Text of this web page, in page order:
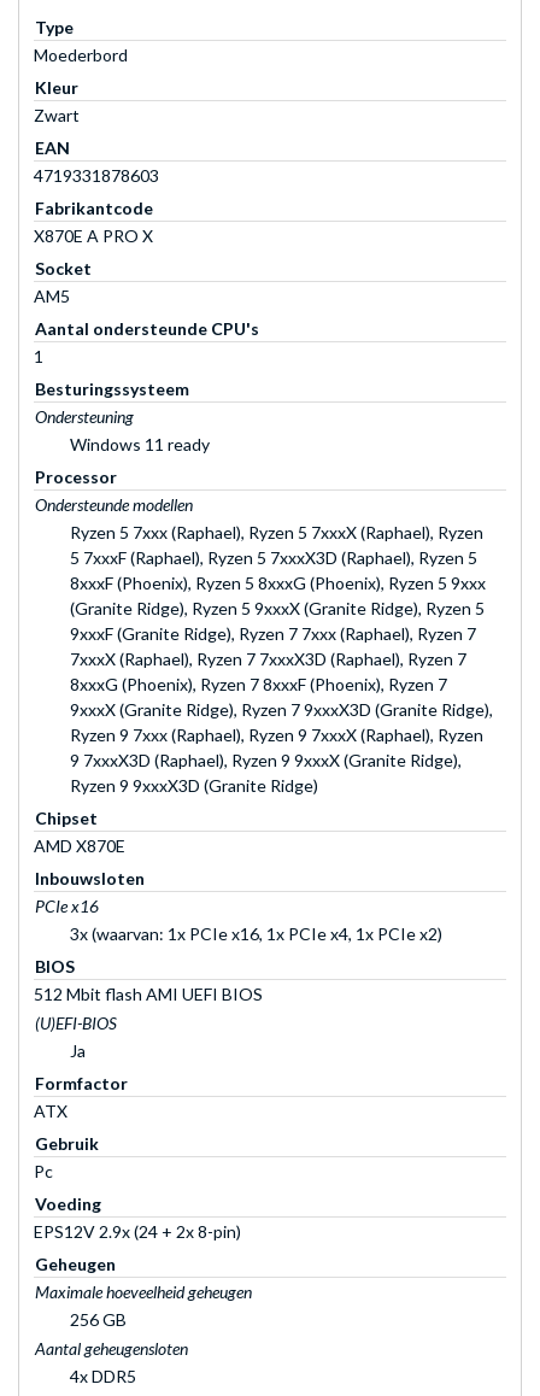
Type
Moederbord
Kleur
Zwart
EAN
4719331878603
Fabrikantcode
X870E A PRO X
Socket
AM5
Aantal ondersteunde CPU's
1
Besturingssysteem
Ondersteuning
Windows 11 ready
Processor
Ondersteunde modellen
Ryzen 5 7xxx (Raphael), Ryzen 5 7xxxX (Raphael), Ryzen
5 7xxxF (Raphael), Ryzen 5 7xxxX3D (Raphael), Ryzen 5
8xxxF (Phoenix), Ryzen 5 8xxxG (Phoenix), Ryzen 5 9xxx
(Granite Ridge), Ryzen 5 9xxxX (Granite Ridge), Ryzen 5
9xxxF (Granite Ridge), Ryzen 7 7xxx (Raphael), Ryzen 7
7xxxX (Raphael), Ryzen 7 7xxxX3D (Raphael), Ryzen 7
8xxxG (Phoenix), Ryzen 7 8xxxF (Phoenix), Ryzen 7
9xxxX (Granite Ridge), Ryzen 7 9xxxX3D (Granite Ridge),
Ryzen 9 7xxx (Raphael), Ryzen 9 7xxxX (Raphael), Ryzen
9 7xxxX3D (Raphael), Ryzen 9 9xxxX (Granite Ridge),
Ryzen 9 9xxxX3D (Granite Ridge)
Chipset
AMD X870E
Inbouwsloten
PCIe x16
3x (waarvan: 1x PCIe x16, 1x PCIe x4, 1x PCIe x2)
BIOS
512 Mbit flash AMI UEFI BIOS
(U)EFI-BIOS
Ja
Formfactor
ATX
Gebruik
Pc
Voeding
EPS12V 2.9x (24 + 2x 8-pin)
Geheugen
Maximale hoeveelheid geheugen
256 GB
Aantal geheugensloten
4x DDR5